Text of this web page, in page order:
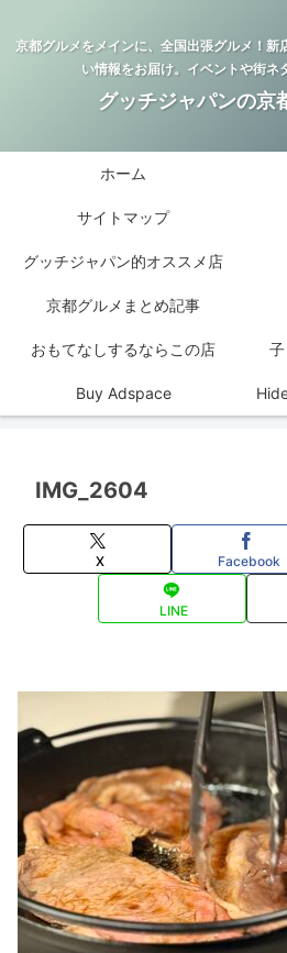
京都グルメをメインに、全国出張グルメ！新
い情報をお届け。イベントや街ネ
グッチジャパンの京
ホーム
サイトマップ
グッチジャパン的オススメ店
京都グルメまとめ記事
おもてなしするならこの店
Buy Adspace
IMG_2604
X Facebook
LINE